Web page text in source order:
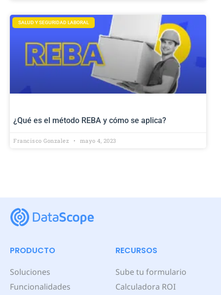
SALUD Y SEGURIDAD LABORAL
¿Qué es el método REBA y cómo se aplica?
Francisco Gonzalez mayo 4, 2023
PRODUCTO
Soluciones
Funcionalidades
RECURSOS
Sube tu formulario
Calculadora ROI